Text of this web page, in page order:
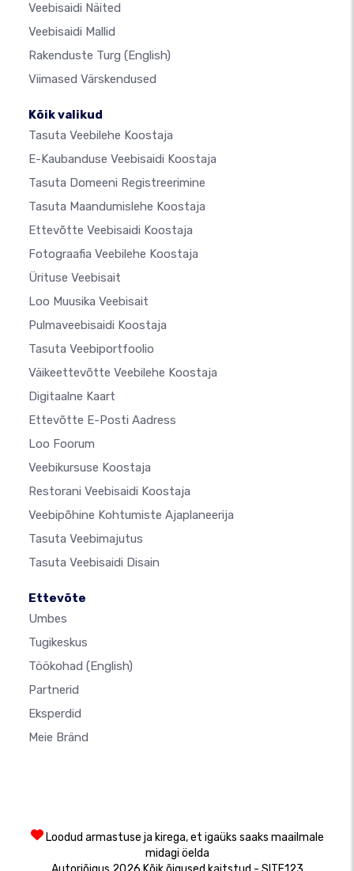
Veebisaidi Näited
Veebisaidi Mallid
Rakenduste Turg (English)
Viimased Värskendused
Kõik valikud
Tasuta Veebilehe Koostaja
E-Kaubanduse Veebisaidi Koostaja
Tasuta Domeeni Registreerimine
Tasuta Maandumislehe Koostaja
Ettevõtte Veebisaidi Koostaja
Fotograafia Veebilehe Koostaja
Ürituse Veebisait
Loo Muusika Veebisait
Pulmaveebisaidi Koostaja
Tasuta Veebiportfoolio
Väikeettevõtte Veebilehe Koostaja
Digitaalne Kaart
Ettevõtte E-Posti Aadress
Loo Foorum
Veebikursuse Koostaja
Restorani Veebisaidi Koostaja
Veebipõhine Kohtumiste Ajaplaneerija
Tasuta Veebimajutus
Tasuta Veebisaidi Disain
Ettevõte
Umbes
Tugikeskus
Töökohad (English)
Partnerid
Eksperdid
Meie Bränd
Loodud armastuse ja kirega, et igaüks saaks maailmale
midagi öelda